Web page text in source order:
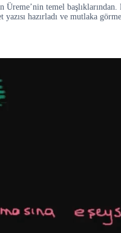
temel
hazırladı ve mutlaka